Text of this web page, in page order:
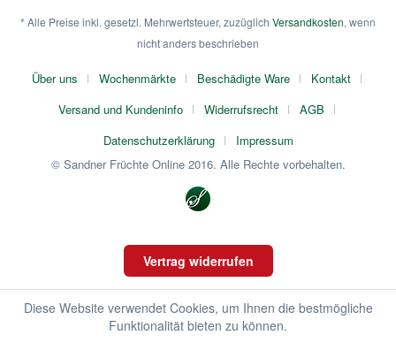
* Alle Preise inkl. gesetzl. Mehrwertsteuer, zuzüglich Versandkosten, wenn
nicht anders beschrieben
Über uns Wochenmärkte Beschädigte Ware
Kontakt
Versand und Kundeninfo
Widerrufsrecht
AGB
Datenschutzerklärung
Impressum
© Sandner Früchte Online 2016. Alle Rechte vorbehalten.
Vertrag widerrufen
Diese Website verwendet Cookies, um Ihnen die bestmögliche
Funktionalität bieten zu können.